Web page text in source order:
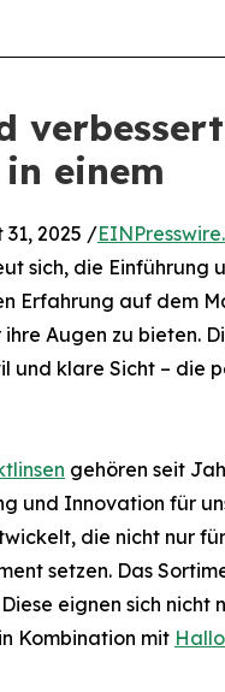
einem
31, 2025 /
sich, die Einführung
Erfahrung auf dem
Augen zu bieten.
und klare Sicht – die
gehören seit
und Innovation für
die nicht nur
setzen. Das
eignen sich nicht
Kombination mit